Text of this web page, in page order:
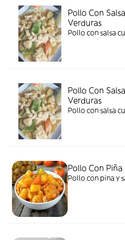
Pollo Con
Verduras
Pollo con salsa
Pollo Con
Verduras
Pollo con salsa
Pollo Con Piña
Pollo con pina y